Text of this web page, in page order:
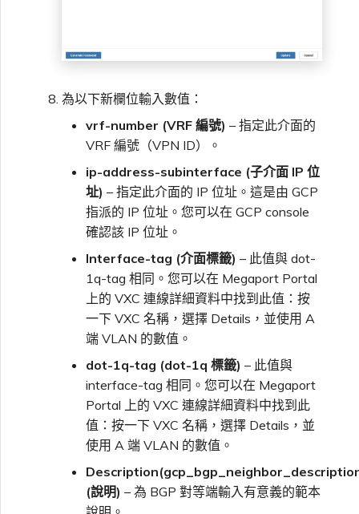
為以下新欄位輸入數值：
vrf-number (VRF 編號) – 指定此介面的
VRF 編號（VPN ID）。
ip-address-subinterface (子介面 IP 位
址) – 指定此介面的 IP 位址。這是由 GCP
指派的 IP 位址。您可以在 GCP console
確認該 IP 位址。
Interface-tag (介面標籤) – 此值與 dot-
1q-tag 相同。您可以在 Megaport Portal
上的 VXC 連線詳細資料中找到此值：按
一下 VXC 名稱，選擇 Details，並使用 A
端 VLAN 的數值。
dot-1q-tag (dot-1q 標籤) – 此值與
interface-tag 相同。您可以在 Megaport
Portal 上的 VXC 連線詳細資料中找到此
值：按一下 VXC 名稱，選擇 Details，並
使用 A 端 VLAN 的數值。
(說明) – 為 BGP 對等端輸入有意義的範本